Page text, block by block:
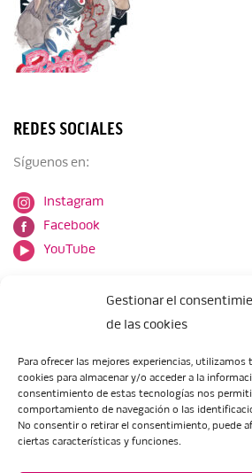
Gestionar el
de las cookies
Para ofrecer las mejores experiencias,
cookies para almacenar y/o acceder a la
consentimiento de estas tecnologías nos
comportamiento de navegación o las
No consentir o retirar el consentimiento, puede
ciertas características y funciones.
REDES SOCIALES
Síguenos en:
Instagram
Facebook
YouTube
Escuela de Arte de Zaragoza
María Zambrano, 5
50018 Zaragoza